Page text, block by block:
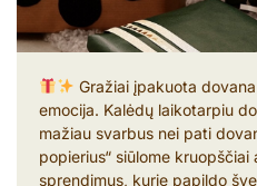
Gražiai įpakuota
emocija. Kalėdų laikotarpiu
mažiau svarbus nei pati
popierius“ siūlome
sprendimus, kurie papildo